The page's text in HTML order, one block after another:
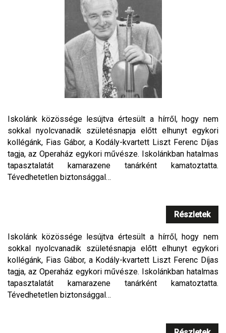
Iskolánk közössége lesújtva értesült a hírről, hogy nem
sokkal nyolcvanadik születésnapja előtt elhunyt egykori
kollégánk, Fias Gábor, a Kodály-kvartett Liszt Ferenc Díjas
tagja, az Operaház egykori művésze. Iskolánkban hatalmas
tapasztalatát kamarazene tanárként kamatoztatta.
Tévedhetetlen biztonsággal…
Részletek
Iskolánk közössége lesújtva értesült a hírről, hogy nem
sokkal nyolcvanadik születésnapja előtt elhunyt egykori
kollégánk, Fias Gábor, a Kodály-kvartett Liszt Ferenc Díjas
tagja, az Operaház egykori művésze. Iskolánkban hatalmas
tapasztalatát kamarazene tanárként kamatoztatta.
Tévedhetetlen biztonsággal…